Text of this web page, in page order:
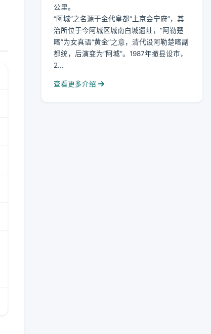
公里。
“阿城”之名源于金代皇都“上京会宁府”，其
治所位于今阿城区城南白城遗址，“阿勒楚
喀”为女真语“黄金”之意，清代设阿勒楚喀副
都统，后演变为“阿城”。1987年撤县设市，
2...
查看更多介绍